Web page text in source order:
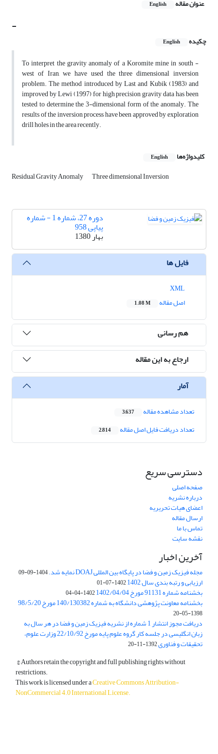
عنوان مقاله English
-
چکیده English
To interpret the gravity anomaly of a Koromite mine in south -
west of Iran, we have used the three dimensional inversion
problem. The method introduced by Last and Kubik (1983) and
improved by Lewi (1997) for high precision gravity data has been
tested to determine the 3-dimensional form of the anomaly. The
results of the inversion process have been approved by exploration
drill holes in the area recently.
کلیدواژه‌ها English
Residual Gravity Anomaly Three dimensional Inversion
دوره 27، شماره 1 - شماره
پیاپی 958
بهار 1380
فایل ها
اصل مقاله
1.08 M
هم رسانی
ارجاع به این مقاله
آمار
تعداد مشاهده مقاله 3,637
تعداد دریافت فایل اصل مقاله 2,814
دسترسی سریع
صفحه اصلی
درباره نشریه
اعضای هیات تحریریه
ارسال مقاله
تماس با ما
نقشه سایت
آخرین اخبار
مجله فیزیک زمین و فضا در پایگاه بین المللی DOAJ نمایه شد. 1404-09-09
ارزیابی و رتبه بندی سال 1402 1402-07-01
بخشنامه شماره 91131 مورخ 1402/04/04 1402-04-04
بخشنامه معاونت پژوهشی دانشگاه به شماره 140/130382 مورخ 98/5/20
1398-05-20
دریافت مجوز انتشار 1 شماره از نشریه فیزیک زمین و فضا در هر سال به
زبان انگلیسی در جلسه کار گروه علوم پایه مورخ 22/10/92 وزارت علوم،
تحقیقات و فناوری1392-11-20
© Authors retain the copyright and full publishing rights without
restrictions.
This work is licensed under aCreative Commons Attribution-
NonCommercial 4.0 International License.